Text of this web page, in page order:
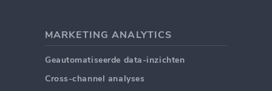
MARKETING ANALYTICS
Geautomatiseerde data-inzichten
Cross-channel analyses